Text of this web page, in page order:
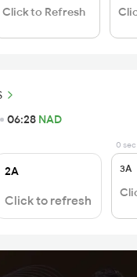
Click to Refresh
06:28 NAD
2A
Click to refresh
0
3A